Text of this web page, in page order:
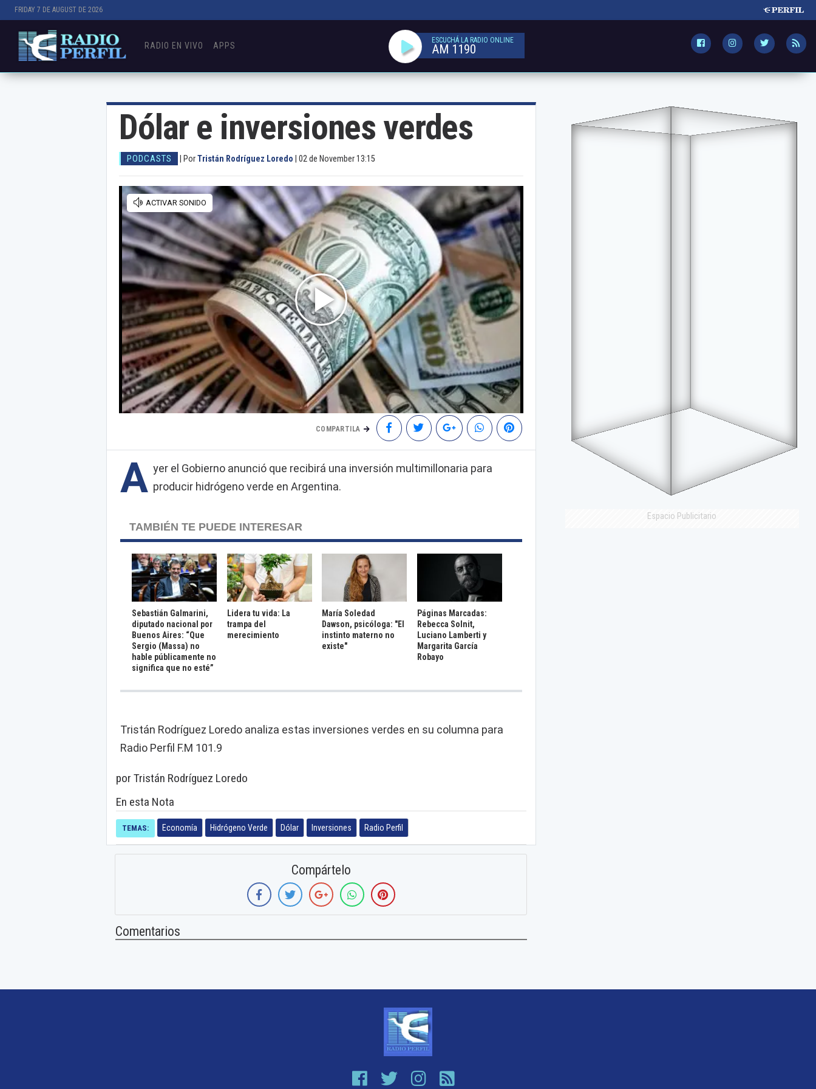
FRIDAY 7 DE AUGUST DE 2026
RADIO EN VIVO APPS
ESCUCHÁ LA RADIO ONLINE
AM 1190
Dólar e inversiones verdes
PODCASTS PorTristán Rodríguez Loredo 02 de November 13:15
COMPARTILA
A yer el Gobierno anunció que recibirá una inversión multimillonaria para
producir hidrógeno verde en Argentina.
TAMBIÉN TE PUEDE INTERESAR
Sebastián Galmarini,
diputado nacional por
Buenos Aires: “Que
Sergio (Massa) no
hable públicamente no
significa que no esté”
Lidera tu vida: La
trampa del
merecimiento
María Soledad
Dawson, psicóloga: "El
instinto materno no
existe"
Páginas Marcadas:
Rebecca Solnit,
Luciano Lamberti y
Margarita García
Robayo
Tristán Rodríguez Loredo analiza estas inversiones verdes en su columna para
Radio Perfil F.M 101.9
por Tristán Rodríguez Loredo
En esta Nota
TEMAS: Economía Hidrógeno Verde Dólar Inversiones Radio Perfil
Compártelo
Comentarios
Espacio Publicitario